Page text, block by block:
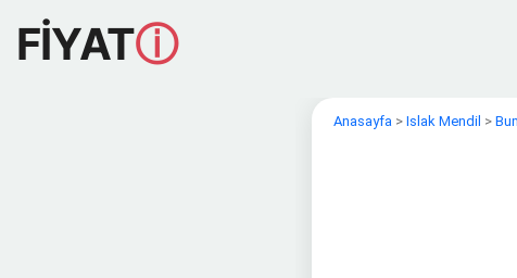
FİYATⓘ
Anasayfa > Islak Mendil >